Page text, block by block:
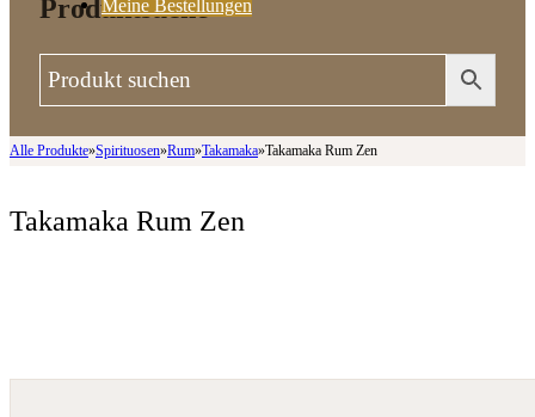
Meine Bestellungen
Produktsuche
Alle Produkte»Spirituosen»Rum»Takamaka»Takamaka Rum Zen
Takamaka Rum Zen